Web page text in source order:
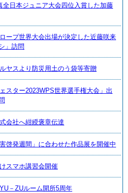
日本ジュニア大会四位入賞した加藤
ープ世界大会出場が決定した近藤咲来
」訪問
ヤスより防災用土のう袋等寄贈
ター2023WPS世界選手権大会」出
会社へ紺綬褒章伝達
啓発週間」に合わせた作品展を開催中
スマホ講習会開催
－ZUルーム開所5周年